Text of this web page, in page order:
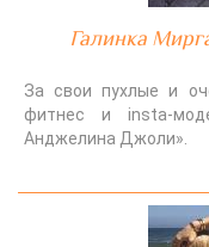
Галинка
За свои пухлые и
фитнес и insta-
Анджелина Джоли».